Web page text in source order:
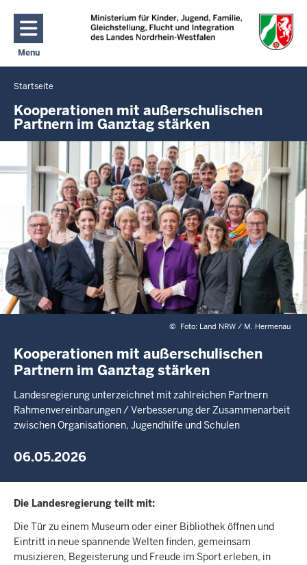
Direkt zum Inhalt
Menu
Navigation aktivieren/deaktivieren: Hauptmenü
Sie
befinden
sich
hier
Startseite
Kooperationen mit außerschulischen
Partnern im Ganztag stärken
© Foto: Land NRW / M. Hermenau
Kooperationen mit außerschulischen
Partnern im Ganztag stärken
Landesregierung unterzeichnet mit zahlreichen Partnern
Rahmenvereinbarungen / Verbesserung der Zusammenarbeit
zwischen Organisationen, Jugendhilfe und Schulen
06.05.2026
Die Landesregierung teilt mit:
Die Tür zu einem Museum oder einer Bibliothek öffnen und
Eintritt in neue spannende Welten finden, gemeinsam
musizieren, Begeisterung und Freude im Sport erleben, in